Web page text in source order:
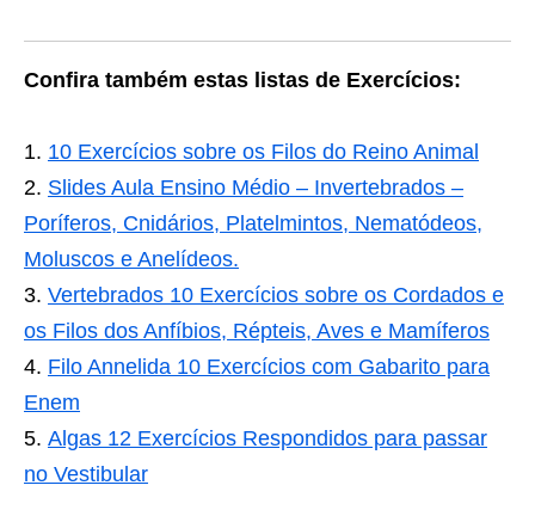
Confira também estas listas de Exercícios:
10 Exercícios sobre os Filos do Reino Animal
Slides Aula Ensino Médio – Invertebrados –
Poríferos, Cnidários, Platelmintos, Nematódeos,
Moluscos e Anelídeos.
Vertebrados 10 Exercícios sobre os Cordados e
os Filos dos Anfíbios, Répteis, Aves e Mamíferos
Filo Annelida 10 Exercícios com Gabarito para
Enem
Algas 12 Exercícios Respondidos para passar
no Vestibular